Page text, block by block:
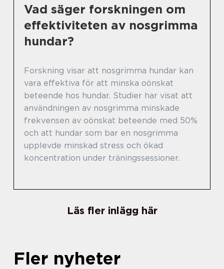
Vad säger forskningen om
effektiviteten av nosgrimma
hundar?
Forskning visar att nosgrimma hundar kan
vara effektiva för att minska oönskat
beteende hos hundar. Studier har visat att
användningen av nosgrimma minskade
frekvensen av oönskat beteende med 50%
och att hundar som bar en nosgrimma
upplevde minskad stress och ökad
koncentration under träningssessioner.
Läs fler inlägg här
Fler nyheter